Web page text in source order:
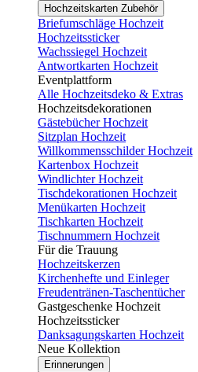
Hochzeitskarten Zubehör
Briefumschläge Hochzeit
Hochzeitssticker
Wachssiegel Hochzeit
Antwortkarten Hochzeit
Eventplattform
Alle Hochzeitsdeko & Extras
Hochzeitsdekorationen
Gästebücher Hochzeit
Sitzplan Hochzeit
Willkommensschilder Hochzeit
Kartenbox Hochzeit
Windlichter Hochzeit
Tischdekorationen Hochzeit
Menükarten Hochzeit
Tischkarten Hochzeit
Tischnummern Hochzeit
Für die Trauung
Hochzeitskerzen
Kirchenhefte und Einleger
Freudentränen-Taschentücher
Gastgeschenke Hochzeit
Hochzeitssticker
Danksagungskarten Hochzeit
Neue Kollektion
Erinnerungen